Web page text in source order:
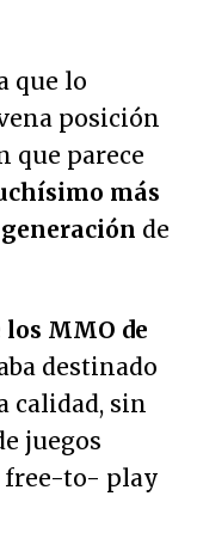
que lo
posición
que parece
más
de
los MMO de
destinado
calidad, sin
juegos
free-to- play